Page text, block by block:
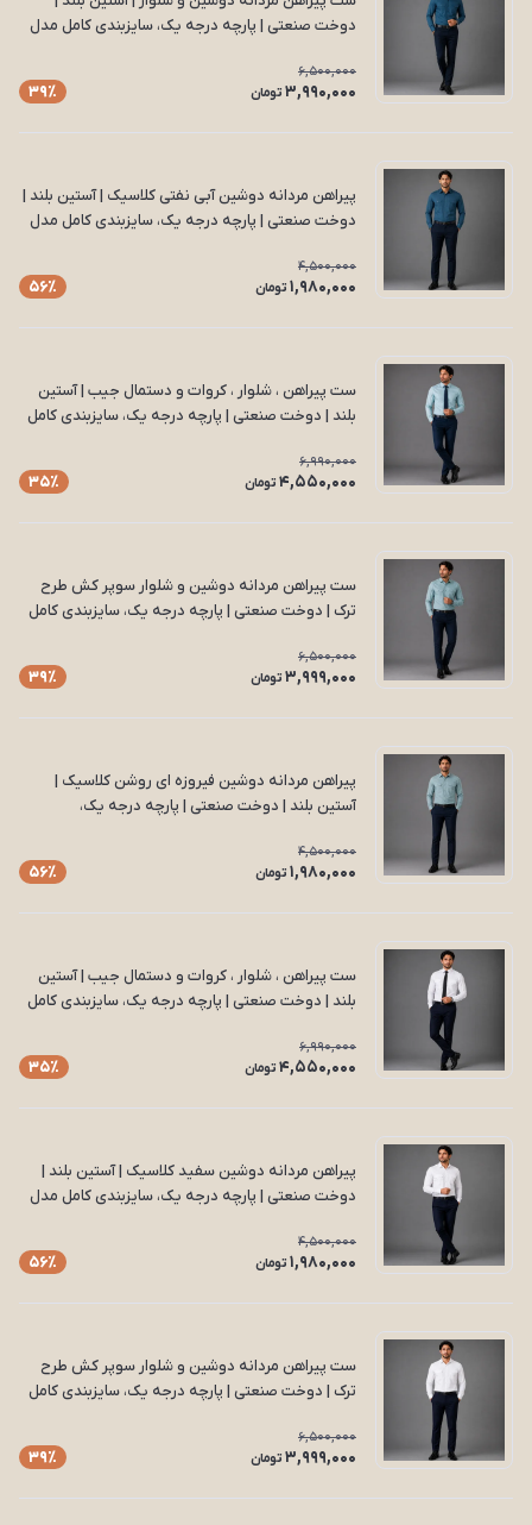
دوخت صنعتی | پارچه درجه یک، سایزبندی کامل مدل
6,500,000
3,990,000 تومان 39٪
پیراهن مردانه دوشین آبی نفتی کلاسیک | آستین بلند |
دوخت صنعتی | پارچه درجه یک، سایزبندی کامل مدل
4,500,000
1,980,000 تومان 56٪
ست پیراهن ، شلوار ، کروات و دستمال جیب | آستین
بلند | دوخت صنعتی | پارچه درجه یک، سایزبندی کامل
6,990,000
4,550,000 تومان 35٪
ست پیراهن مردانه دوشین و شلوار سوپر کش طرح
ترک | دوخت صنعتی | پارچه درجه یک، سایزبندی کامل
6,500,000
3,999,000 تومان 39٪
پیراهن مردانه دوشین فیروزه ای روشن کلاسیک |
آستین بلند | دوخت صنعتی | پارچه درجه یک،
4,500,000
1,980,000 تومان 56٪
ست پیراهن ، شلوار ، کروات و دستمال جیب | آستین
بلند | دوخت صنعتی | پارچه درجه یک، سایزبندی کامل
6,990,000
4,550,000 تومان 35٪
پیراهن مردانه دوشین سفید کلاسیک | آستین بلند |
دوخت صنعتی | پارچه درجه یک، سایزبندی کامل مدل
4,500,000
1,980,000 تومان 56٪
ست پیراهن مردانه دوشین و شلوار سوپر کش طرح
ترک | دوخت صنعتی | پارچه درجه یک، سایزبندی کامل
6,500,000
3,999,000 تومان 39٪